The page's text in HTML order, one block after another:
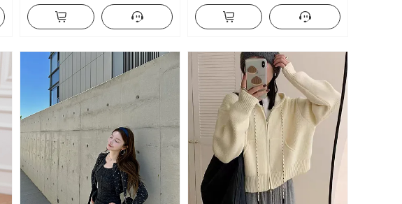
Camiseta Mujer Otoño Invierno 2025
Nuevo Diseño Sentido Holgado
Interior Partido